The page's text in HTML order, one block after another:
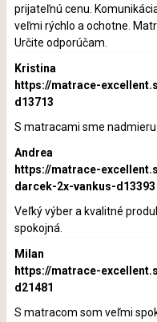
prijateľnú cenu.
veľmi rýchlo a ochotne.
Určite odporúčam.
Kristina
https://matrace-
d13713
S matracami sme
Andrea
https://matrace-
darcek-2x-vankus-d13393
Veľký výber a kvalitné
spokojná.
Milan
https://matrace-
d21481
S matracom som veľmi